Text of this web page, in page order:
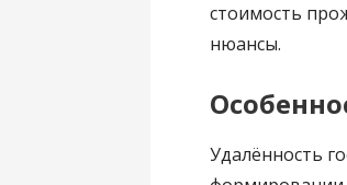
стоимость
нюансы.
Удалённость